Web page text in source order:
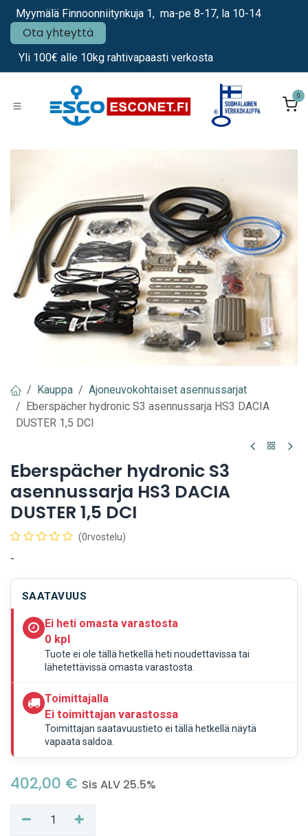
Siirry sisältöön
Myymälä Finnoonniitynkuja 1, ma-pe 8-17, la 10-14
Ota yhteyttä
Yli 100€ alle 10kg rahtivapaasti verkosta
0
Kauppa
Ajoneuvokohtaiset asennussarjat
Eberspächer hydronic S3 asennussarja HS3 DACIA
DUSTER 1,5 DCI
Eberspächer hydronic S3
asennussarja HS3 DACIA
DUSTER 1,5 DCI
(0rvostelu)
-
SAATAVUUS
Ei heti omasta varastosta
0 kpl
Tuote ei ole tällä hetkellä heti noudettavissa tai
lähetettävissä omasta varastosta.
Toimittajalla
Ei toimittajan varastossa
Toimittajan saatavuustieto ei tällä hetkellä näytä
vapaata saldoa.
402,00 € Sis ALV 25.5%